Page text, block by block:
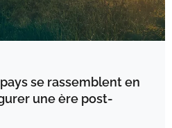
se rassemblent en
une ère post-